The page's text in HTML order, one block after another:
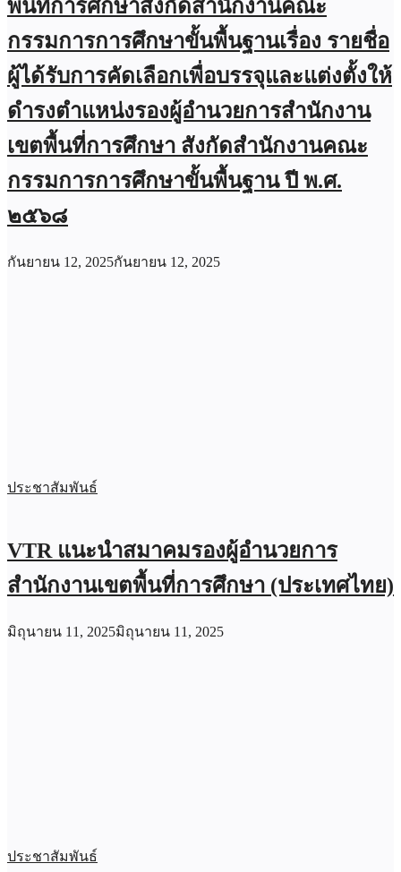
พื้นที่การศึกษาสังกัดสำนักงานคณะ
กรรมการการศึกษาขั้นพื้นฐานเรื่อง รายชื่อ
ผู้ได้รับการคัดเลือกเพื่อบรรจุและแต่งตั้งให้
ดำรงตำแหน่งรองผู้อำนวยการสำนักงาน
เขตพื้นที่การศึกษา สังกัดสำนักงานคณะ
กรรมการการศึกษาขั้นพื้นฐาน ปี พ.ศ.
๒๕๖๘
กันยายน 12, 2025กันยายน 12, 2025
ประชาสัมพันธ์
VTR แนะนำสมาคมรองผู้อำนวยการ
สำนักงานเขตพื้นที่การศึกษา (ประเทศไทย)
มิถุนายน 11, 2025มิถุนายน 11, 2025
ประชาสัมพันธ์